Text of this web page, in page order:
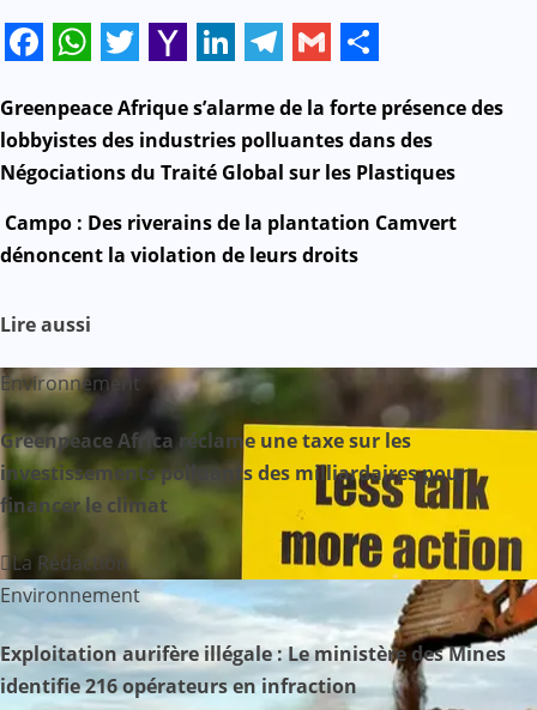
Mail
N
a
v
i
g
a
t
i
o
n
e
Greenpeace Afrique s’alarme de la forte présence des
lobbyistes des industries polluantes dans des
Négociations du Traité Global sur les Plastiques
Campo : Des riverains de la plantation Camvert
dénoncent la violation de leurs droits
Lire aussi
Environnement
Greenpeace Africa réclame une taxe sur les
investissements polluants des milliardaires pour
financer le climat
La Rédaction
Environnement
Exploitation aurifère illégale : Le ministère des Mines
identifie 216 opérateurs en infraction